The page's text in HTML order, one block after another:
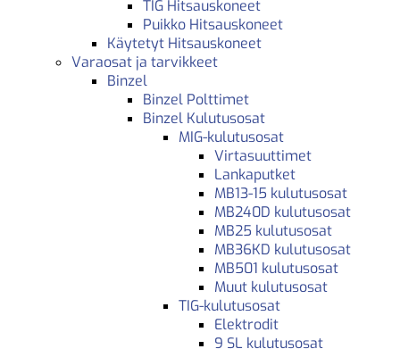
TIG Hitsauskoneet
Puikko Hitsauskoneet
Käytetyt Hitsauskoneet
Varaosat ja tarvikkeet
Binzel
Binzel Polttimet
Binzel Kulutusosat
MIG-kulutusosat
Virtasuuttimet
Lankaputket
MB13-15 kulutusosat
MB240D kulutusosat
MB25 kulutusosat
MB36KD kulutusosat
MB501 kulutusosat
Muut kulutusosat
TIG-kulutusosat
Elektrodit
9 SL kulutusosat